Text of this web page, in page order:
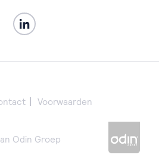
Voorwaarden
Odin Groep